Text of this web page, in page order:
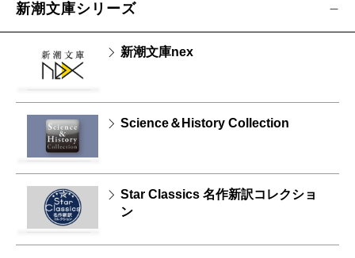
新潮文庫シリーズ
新潮文庫nex
Science＆History Collection
Star Classics 名作新訳コレクショ
ン